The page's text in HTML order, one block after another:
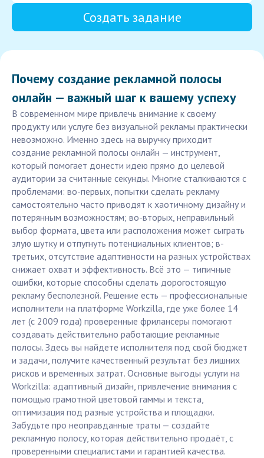
Создать задание
Почему создание рекламной полосы
онлайн — важный шаг к вашему успеху
В современном мире привлечь внимание к своему
продукту или услуге без визуальной рекламы практически
невозможно. Именно здесь на выручку приходит
создание рекламной полосы онлайн — инструмент,
который помогает донести идею прямо до целевой
аудитории за считанные секунды. Многие сталкиваются с
проблемами: во-первых, попытки сделать рекламу
самостоятельно часто приводят к хаотичному дизайну и
потерянным возможностям; во-вторых, неправильный
выбор формата, цвета или расположения может сыграть
злую шутку и отпугнуть потенциальных клиентов; в-
третьих, отсутствие адаптивности на разных устройствах
снижает охват и эффективность. Всё это — типичные
ошибки, которые способны сделать дорогостоящую
рекламу бесполезной. Решение есть — профессиональные
исполнители на платформе Workzilla, где уже более 14
лет (с 2009 года) проверенные фрилансеры помогают
создавать действительно работающие рекламные
полосы. Здесь вы найдете исполнителя под свой бюджет
и задачи, получите качественный результат без лишних
рисков и временных затрат. Основные выгоды услуги на
Workzilla: адаптивный дизайн, привлечение внимания с
помощью грамотной цветовой гаммы и текста,
оптимизация под разные устройства и площадки.
Забудьте про неоправданные траты — создайте
рекламную полосу, которая действительно продаёт, с
проверенными специалистами и гарантией качества.